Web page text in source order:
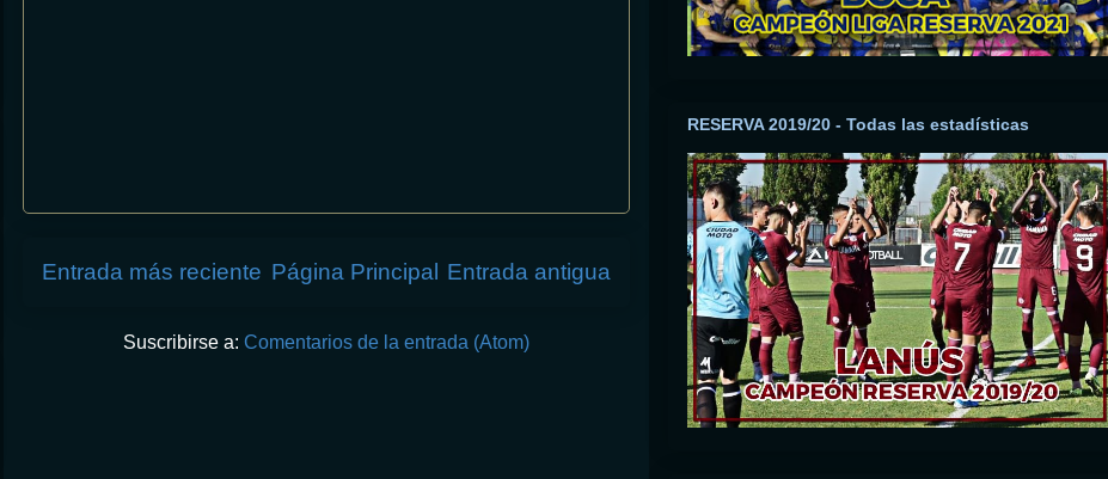
Entrada más reciente Entrada antigua
Página Principal
Suscribirse a: Comentarios de la entrada (Atom)
RESERVA 2019/20 - Todas las estadísticas